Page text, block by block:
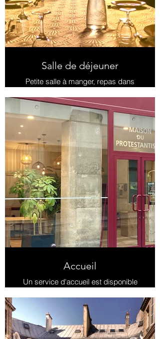
Salle de déjeuner
Petite salle à manger, repas dans
les locaux de la Maison du
protestantisme.
Accueil
Un service d'accueil est disponible
au 47 rue de Clichy afin de vous
guider et vous informer.